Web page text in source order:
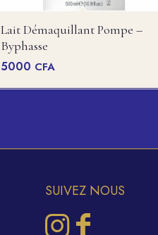
Lait Démaquillant Pompe –
Byphasse
5000 CFA
SUIVEZ NOUS